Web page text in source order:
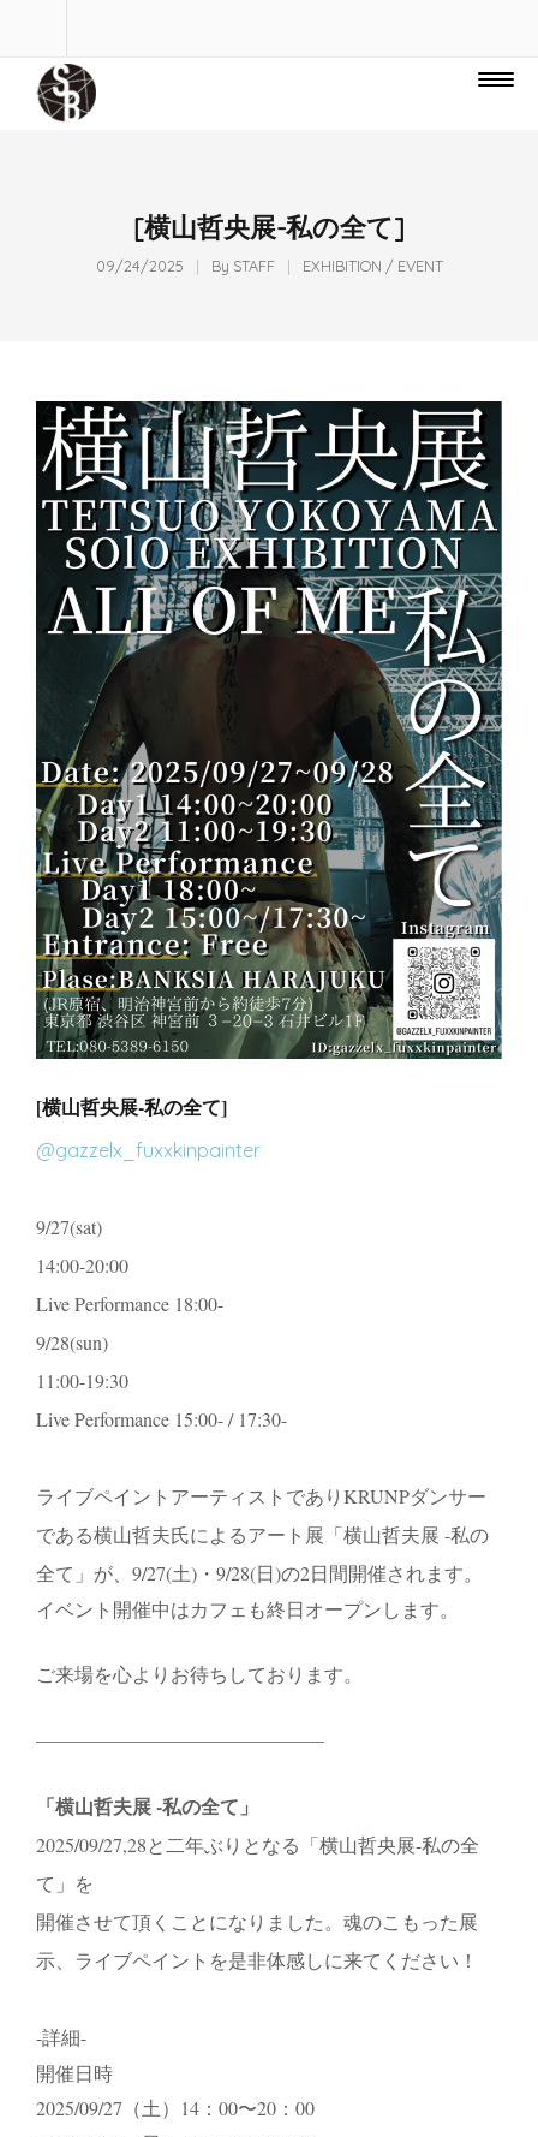
[横山哲央展-私の全て]
09/24/2025 By STAFF EXHIBITION / EVENT
[横山哲央展-私の全て]
@gazzelx_fuxxkinpainter
9/27(sat)
14:00-20:00
Live Performance 18:00-
9/28(sun)
11:00-19:30
Live Performance 15:00- / 17:30-
ライブペイントアーティストでありKRUNPダンサー
である横山哲夫氏によるアート展「横山哲夫展 -私の
全て」が、9/27(土)・9/28(日)の2日間開催されます。
イベント開催中はカフェも終日オープンします。
ご来場を心よりお待ちしております。
———————————————
「横山哲夫展 -私の全て」
2025/09/27,28と二年ぶりとなる「横山哲央展-私の全
て」を
開催させて頂くことになりました。魂のこもった展
示、ライブペイントを是非体感しに来てください！
-詳細-
開催日時
2025/09/27（土）14：00〜20：00